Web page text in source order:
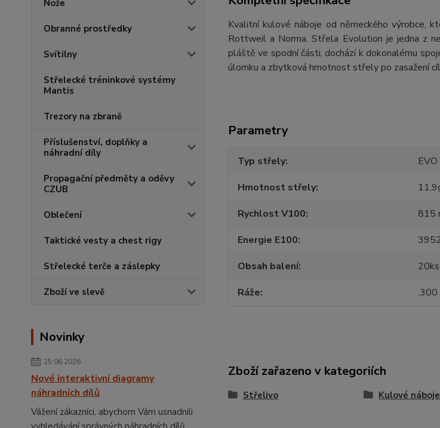
Nože
Obranné prostředky
Svítilny
Střelecké tréninkové systémy
Mantis
Trezory na zbraně
Příslušenství, doplňky a
náhradní díly
Propagační předměty a oděvy
CZUB
Oblečení
Taktické vesty a chest rigy
Střelecké terče a záslepky
Zboží ve slevě
Novinky
25.06.2026
Nové interaktivní diagramy
náhradních dílů
Vážení zákazníci, abychom Vám usnadnili
Kvalitní kulové náboje od německého výrobce,
Rottweil a Norma. Střela Evolution je jedna z
pláště ve spodní části, dochází k dokonalému
úlomku a zbytková hmotnost střely po zasažení
Parametry
Typ střely
EVO
Hmotnost střely
Rychlost V100
815
Energie E100
Obsah balení
20ks
Ráže
.300
Zboží zařazeno v kategoriích
Střelivo Kulové náboje